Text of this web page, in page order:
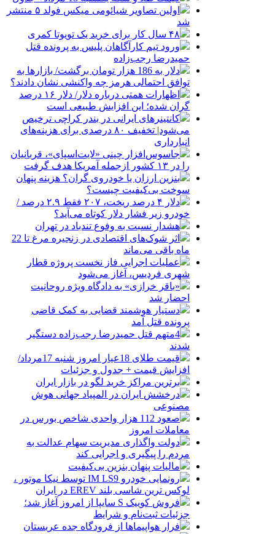
اولین تصاویر شیائومی میکس فولد ۵ منتشر
شد
۴۸ سال کار برای خرید یک تویوتا کمری
ورود تیم کارآگاهان پلیس به پرونده قتل
حمیدرضا رجب‌زاده
دلار به 186 هزار تومان برگشت/ بازارها به
توافق احتمالی هرمز چه واکنشی نشان دادند؟
اظهارات همتی درباره دلار/ دلار ۱۶ درصد
گران شده؛ این افزایش طبیعی است
کانتینرهای ایرانی در بندر کراچی ترخیص
می‌شود| تخفیف ۸۰ درصدی برای هزینه‌های
انبارداری
جاسوس‌افزار چینی «لایت‌اسپای»، قربانیان
را در ۱۳ کشور ازجمله آمریکا هدف گرفت
بنزین ارزان یا خودروی گران؟ هزینه پنهان
سوخت بی‌کیفیت چیست؟
دلار ۴ درصد ریخت، ۲۰۷ فقط ۲.۹ درصد /
خودرو زیر فشار دلار کوتاه می‌آید؟
هشدار نسبت به وفوع تندباد در تهران
اثر شوک‌های اقتصادی در زنجیره مرغ تا 22
ماه باقی می‌ماند
عملیات اجرایی فاز نخست پروژه قطار
شهری فردیس، آغاز می‌شود
«باقر خرازی» به دادگاه ویژه روحانیت
احضار شد
دستیار هوشمند قضایی به کمک قاضی
پرونده قتل آمد
4متهم قتل حمیدرضا رجب‌زاده دستگیر
شدند
قیمت طلای 18عیار امروز شنبه 17مرداد/
افزایش قیمت + جدول و جزئیات
برترین مراکز خرید لگو در بازار ایران
درخشش ایران در المپیاد جهانی هوش
مصنوعی
صعود 112 هزار واحدی شاخص بورس در
معاملات امروز
دولت واگذاری مدیریت سهام عدالت به
مردم را پیگیری و اجرایی کند
مالیات پنهان بنزین بی‌کیفیت
رونمایی خودرو IM LS9 توسط نیکا موتور ،
لوکس ترین شاسی بلند EREV در ایران
فروش کوییک S سایپا از امروز آغاز شد؛
جزئیات ثبت‌نام و شرایط
فرار هواپیماها از فرودگاه جده عربستان